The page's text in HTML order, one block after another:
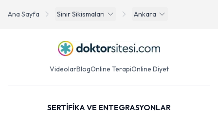
Ana Sayfa Sinir Sikismalari Ankara
VideolarBlogOnline TerapiOnline Diyet
SERTİFİKA VE ENTEGRASYONLAR